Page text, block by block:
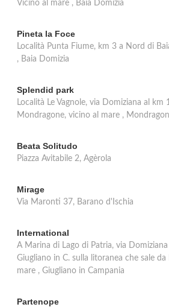
Vicino al mare , Baia Domizia
Pineta la Foce
Località Punta Fiume, km 3 a Nord di
, Baia Domizia
Splendid park
Località Le Vagnole, via Domiziana al
Mondragone, vicino al mare ,
Beata Solitudo
Piazza Avitabile 2, Agèrola
Mirage
Via Maronti 37, Barano d'Ischia
International
A Marina di Lago di Patria, via
Giugliano in C. sulla litoranea che sale da
mare , Giugliano in Campania
Partenope